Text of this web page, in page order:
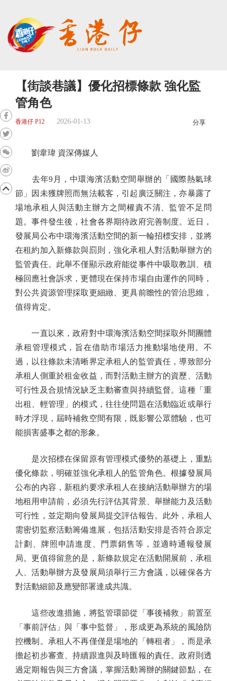
【街談巷議】優化招標條款 強化監
管角色
香港仔 P12 2026-01-13 分享
劉韋瑋 資深傳媒人
去年9月，中環海濱活動空間舉辦的「國際熱氣球
節」因未獲牌照而無法載客，引起廣泛關注，亦暴露了
場地承租人與活動主辦方之間權責不清、監管不足問
題。事件發生後，社會各界期待政府完善制度。近日，
發展局公布中環海濱活動空間的新一輪招標安排，並將
在租約加入新條款與罰則，強化承租人對活動舉辦方的
監管責任。此舉不僅顯示政府能從事件中吸取教訓、積
極回應社會訴求，更體現在保持市場自由運作的同時，
對公共資源管理採取更細緻、更具前瞻性的管治思維，
值得肯定。
一直以來，政府對中環海濱活動空間採取外間團體
承租管理模式，旨在借助市場活力推動場地使用。不
過，以往條款未清晰界定承租人的監管責任，導致部分
承租人側重於租金收益，而對活動主辦方的資歷、活動
可行性及合規情況缺乏主動審查與持續監督。這種「重
出租、輕管理」的模式，往往使問題在活動臨近或舉行
時才浮現，屆時補救空間有限，既影響公眾體驗，也可
能損害盛事之都的形象。
是次招標在保留原有管理模式優勢的基礎上，重點
優化條款，明確並強化承租人的監管角色。根據發展局
公布的內容，新租約要求承租人在接納活動舉辦方的場
地租用申請前，必須先行評估其背景、舉辦能力及活動
可行性，並定期向發展局提交評估報告。此外，承租人
需密切監察活動籌備進展，包括活動安排是否符合原定
計劃、牌照申請進度、門票銷售等，並適時通報發展
局。更值得留意的是，新條款規定在活動開展前，承租
人、活動舉辦方及發展局須舉行三方會議，以確保各方
對活動細節及應變部署達成共識。
這些改進措施，將監管環節從「事後補救」前置至
「事前評估」與「事中監督」，形成更為系統的風險防
控機制。承租人不再僅僅是場地的「轉租者」，而是承
擔起初步審查、持續跟進與及時匯報的責任。政府則透
過定期報告與三方會議，掌握活動籌辦的關鍵節點，在